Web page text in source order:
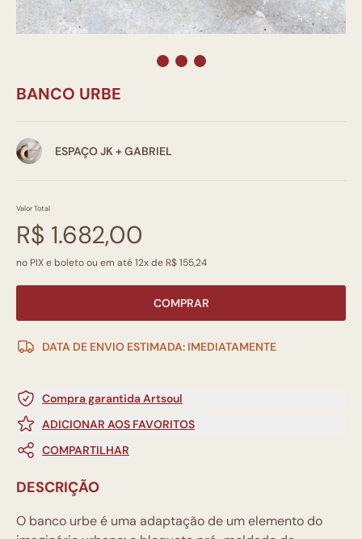
BANCO URBE
ESPAÇO JK + GABRIEL
Valor Total
R$ 1.682,00
no PIX e boleto ou em até 12x de R$ 155,24
COMPRAR
DATA DE ENVIO ESTIMADA: IMEDIATAMENTE
Compra garantida Artsoul
ADICIONAR AOS FAVORITOS
COMPARTILHAR
DESCRIÇÃO
O banco urbe é uma adaptação de um elemento do